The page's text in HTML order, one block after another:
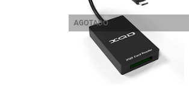
AGOTADO